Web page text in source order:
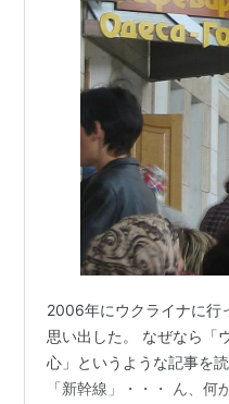
2006年にウクライナに行
思い出した。 なぜなら「
心」というような記事を
「新幹線」・・・ ん、何